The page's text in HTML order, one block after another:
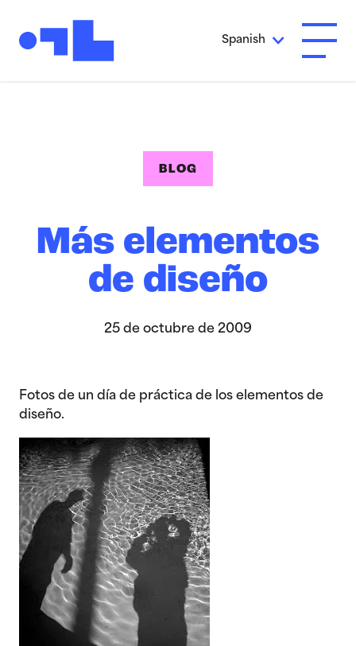
Spanish Abrir
BLOG
Más elementos
de diseño
25 de octubre de 2009
Fotos de un día de práctica de los elementos de
diseño.